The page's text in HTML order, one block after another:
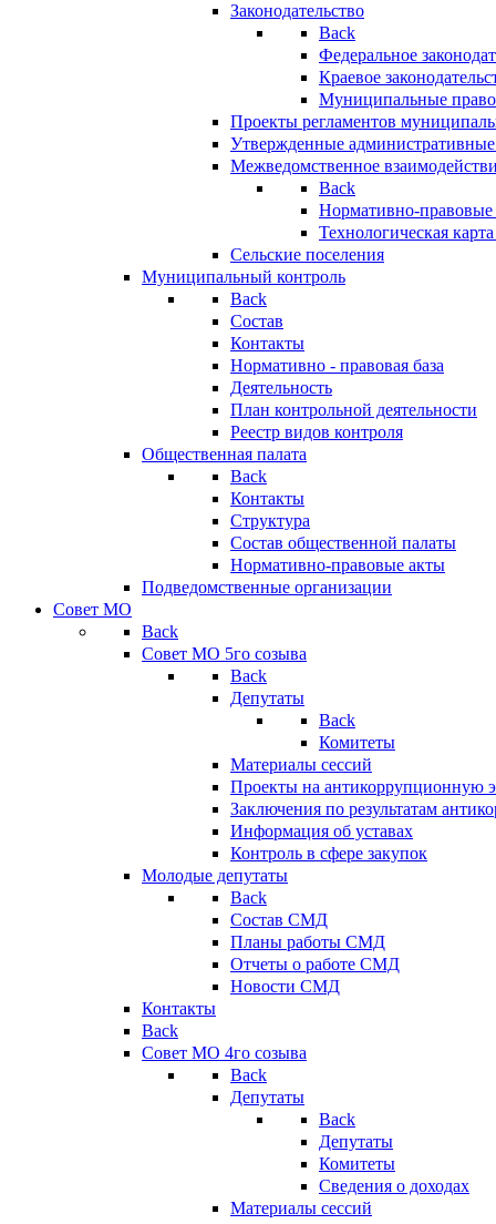
Законодательство
Back
Федеральное
Краевое
Муниципальные
Проекты регламентов
Утвержденные
Межведомственное
Back
Нормативно-правовые
Технологическая
Сельские поселения
Муниципальный контроль
Back
Состав
Контакты
Нормативно - правовая база
Деятельность
План контрольной деятельности
Реестр видов контроля
Общественная палата
Back
Контакты
Структура
Состав общественной палаты
Нормативно-правовые акты
Подведомственные организации
Совет МО
Back
Совет МО 5го созыва
Back
Депутаты
Back
Комитеты
Материалы сессий
Проекты на антикоррупционную
Заключения по результатам
Информация об уставах
Контроль в сфере закупок
Молодые депутаты
Back
Состав СМД
Планы работы СМД
Отчеты о работе СМД
Новости СМД
Контакты
Back
Совет МО 4го созыва
Back
Депутаты
Back
Депутаты
Комитеты
Сведения о доходах
Материалы сессий